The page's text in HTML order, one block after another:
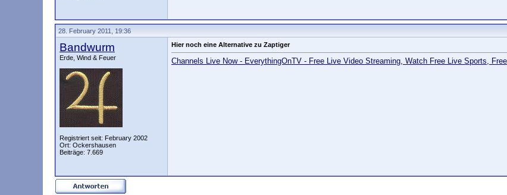
28. February 2011, 19:36
Bandwurm
Erde, Wind & Feuer
Registriert seit: February 2002
Ort: Ockershausen
Beiträge: 7.669
Hier noch eine Alternative zu Zaptiger
Channels Live Now - EverythingOnTV - Free Live Video Streaming, Watch Free Live Sports,